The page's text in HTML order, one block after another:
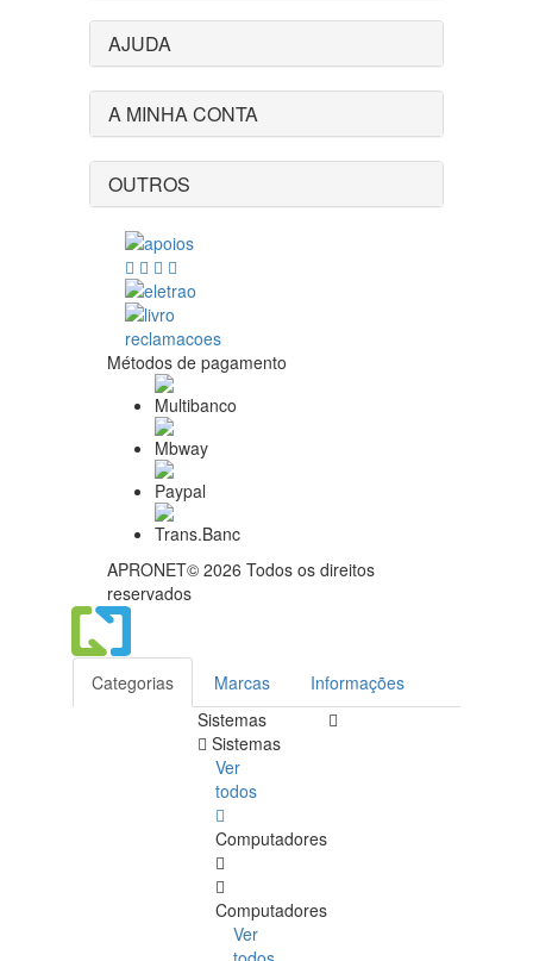
AJUDA
A MINHA CONTA
OUTROS
Métodos de pagamento
APRONET© 2026 Todos os direitos
reservados
Categorias Marcas
Informações
Sistemas
Sistemas
Ver
todos
Computadores
Computadores
Ver